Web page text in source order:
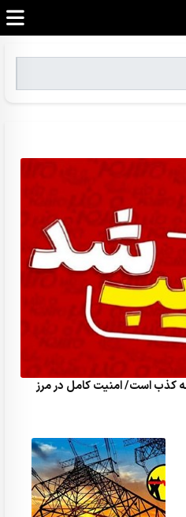
کذب است/ امنیت کامل در مرز